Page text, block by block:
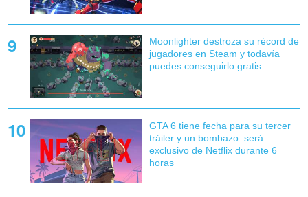
Moonlighter destroza su récord de
jugadores en Steam y todavía
puedes conseguirlo gratis
GTA 6 tiene fecha para su tercer
tráiler y un bombazo: será
exclusivo de Netflix durante 6
horas